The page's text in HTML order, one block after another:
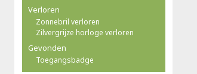
Verloren
Zonnebril verloren
Zilvergrijze horloge verloren
Gevonden
Toegangsbadge